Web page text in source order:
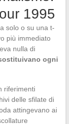
1995
solo o su una t-
più immediato
nulla di
ogni
riferimenti
delle sfilate di
attingevano ai